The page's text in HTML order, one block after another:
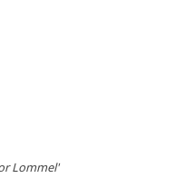
Lommel'